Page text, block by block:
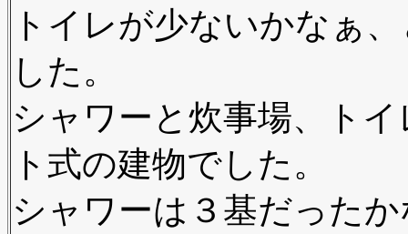
トイレが少ないかなぁ
した。
シャワーと炊事場、ト
ト式の建物でした。
シャワーは３基だった